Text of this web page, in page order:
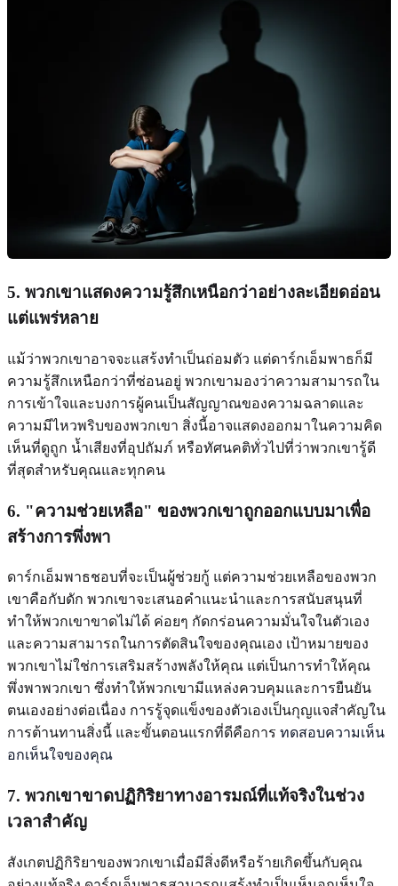
5. พวกเขาแสดงความรู้สึกเหนือกว่าอย่างละเอียดอ่อน
แต่แพร่หลาย
แม้ว่าพวกเขาอาจจะแสร้งทำเป็นถ่อมตัว แต่ดาร์กเอ็มพาธก็มี
ความรู้สึกเหนือกว่าที่ซ่อนอยู่ พวกเขามองว่าความสามารถใน
การเข้าใจและบงการผู้คนเป็นสัญญาณของความฉลาดและ
ความมีไหวพริบของพวกเขา สิ่งนี้อาจแสดงออกมาในความคิด
เห็นที่ดูถูก น้ำเสียงที่อุปถัมภ์ หรือทัศนคติทั่วไปที่ว่าพวกเขารู้ดี
ที่สุดสำหรับคุณและทุกคน
6. "ความช่วยเหลือ" ของพวกเขาถูกออกแบบมาเพื่อ
สร้างการพึ่งพา
ดาร์กเอ็มพาธชอบที่จะเป็นผู้ช่วยกู้ แต่ความช่วยเหลือของพวก
เขาคือกับดัก พวกเขาจะเสนอคำแนะนำและการสนับสนุนที่
ทำให้พวกเขาขาดไม่ได้ ค่อยๆ กัดกร่อนความมั่นใจในตัวเอง
และความสามารถในการตัดสินใจของคุณเอง เป้าหมายของ
พวกเขาไม่ใช่การเสริมสร้างพลังให้คุณ แต่เป็นการทำให้คุณ
พึ่งพาพวกเขา ซึ่งทำให้พวกเขามีแหล่งควบคุมและการยืนยัน
ตนเองอย่างต่อเนื่อง การรู้จุดแข็งของตัวเองเป็นกุญแจสำคัญใน
การต้านทานสิ่งนี้ และขั้นตอนแรกที่ดีคือการ ทดสอบความเห็น
อกเห็นใจของคุณ
7. พวกเขาขาดปฏิกิริยาทางอารมณ์ที่แท้จริงในช่วง
เวลาสำคัญ
สังเกตปฏิกิริยาของพวกเขาเมื่อมีสิ่งดีหรือร้ายเกิดขึ้นกับคุณ